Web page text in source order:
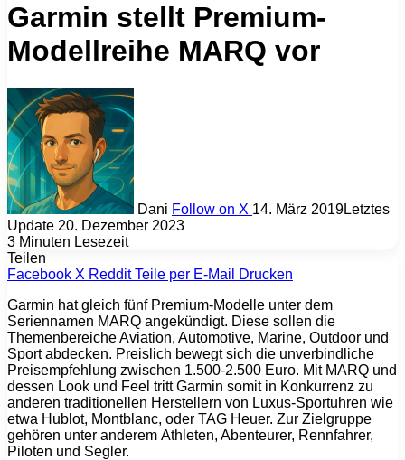
Garmin stellt Premium-
Modellreihe MARQ vor
Dani Follow on X 14. März 2019Letztes
Update 20. Dezember 2023
3 Minuten Lesezeit
Teilen
Facebook X Reddit Teile per E-Mail
Drucken
Garmin hat gleich fünf Premium-Modelle unter dem
Seriennamen MARQ angekündigt. Diese sollen die
Themenbereiche Aviation, Automotive, Marine, Outdoor und
Sport abdecken. Preislich bewegt sich die unverbindliche
Preisempfehlung zwischen 1.500-2.500 Euro. Mit MARQ und
dessen Look und Feel tritt Garmin somit in Konkurrenz zu
anderen traditionellen Herstellern von Luxus-Sportuhren wie
etwa Hublot, Montblanc, oder TAG Heuer. Zur Zielgruppe
gehören unter anderem Athleten, Abenteurer, Rennfahrer,
Piloten und Segler.